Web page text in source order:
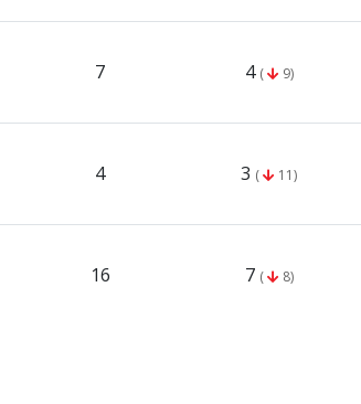
7 4 ( 9)
4 3 ( 11)
16 7 ( 8)